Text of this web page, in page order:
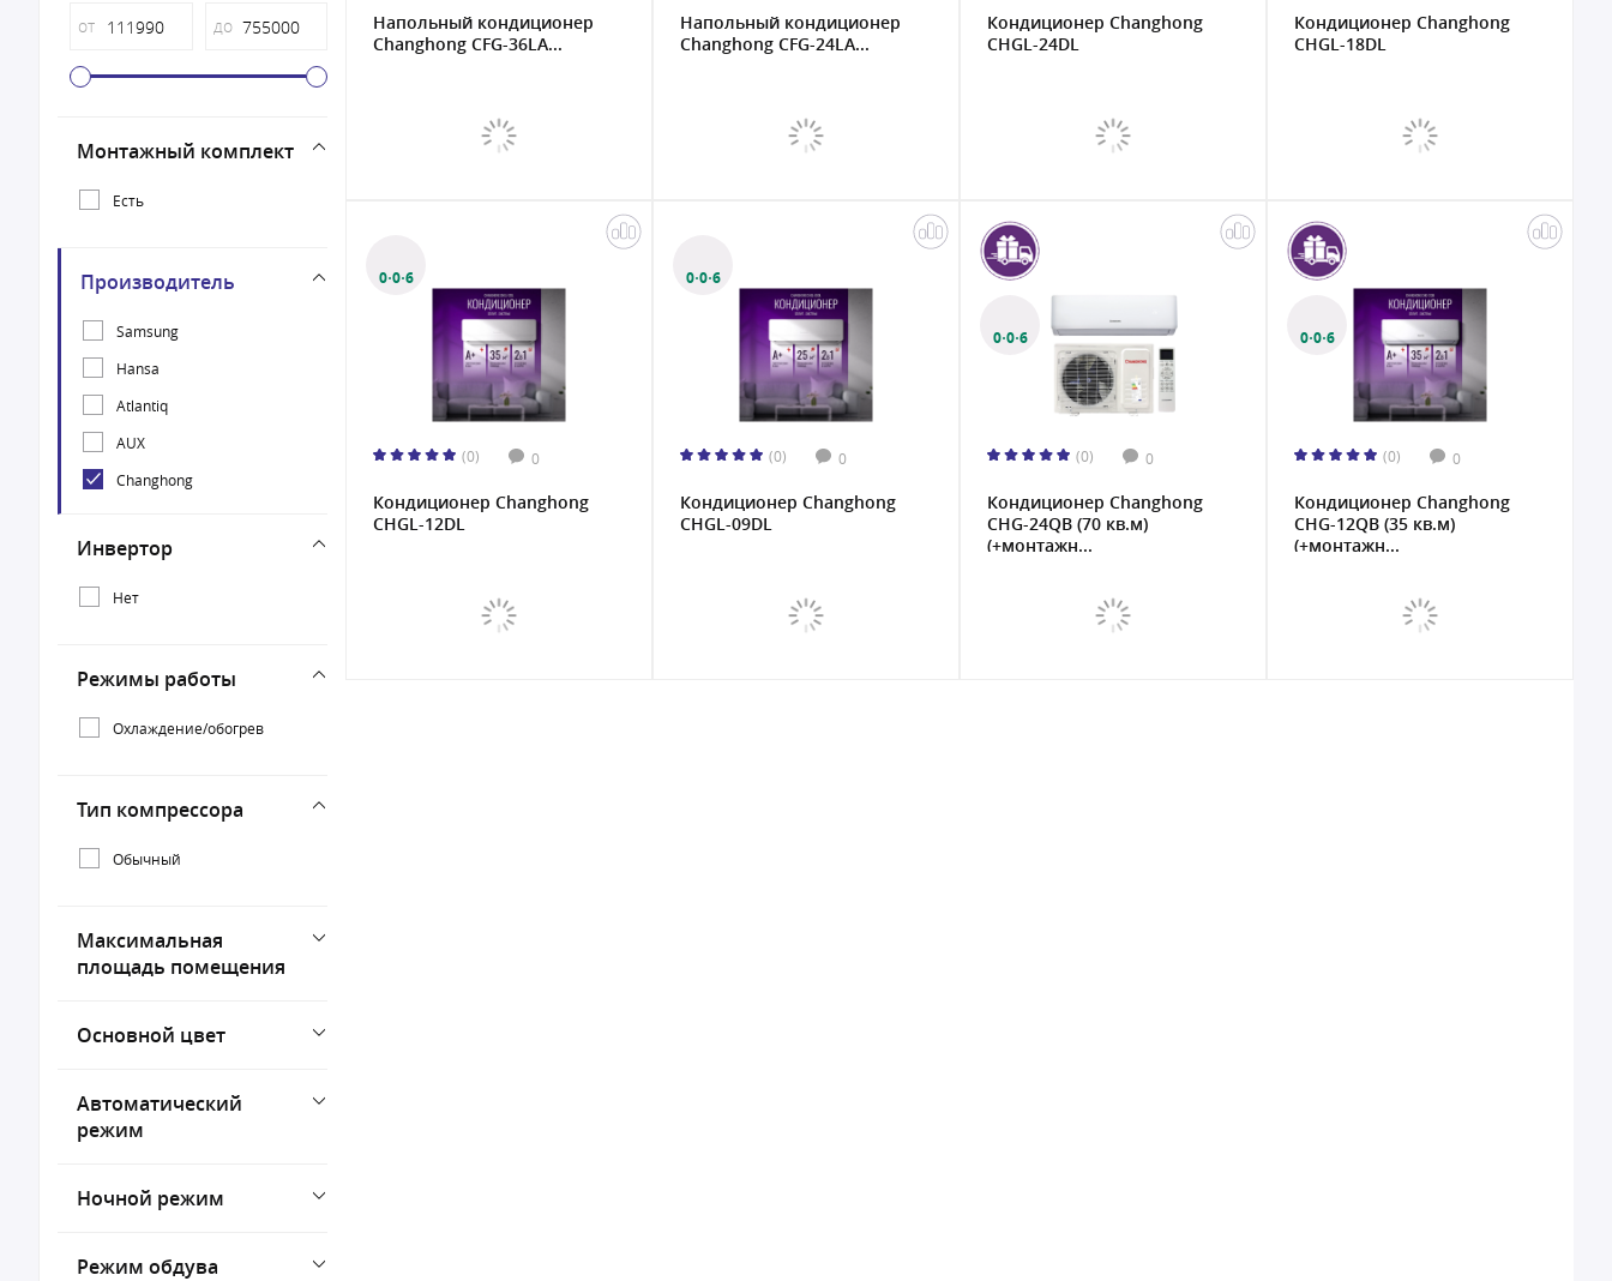
от до
Монтажный комплект
Есть
Производитель
Samsung
Hansa
Atlantiq
AUX
Changhong
Инвертор
Нет
Режимы работы
Охлаждение/обогрев
Тип компрессора
Обычный
Максимальная
площадь помещения
Основной цвет
Автоматический
режим
Ночной режим
Режим обдува
Напольный кондиционер
Changhong CFG-36LA...
Напольный кондиционер
Changhong CFG-24LA...
Кондиционер Changhong
CHGL-24DL
Кондиционер Changhong
CHGL-18DL
0·0·6
(0) 0
Кондиционер Changhong
CHGL-12DL
0·0·6
(0) 0
Кондиционер Changhong
CHGL-09DL
0·0·6
(0) 0
Кондиционер Changhong
CHG-24QB (70 кв.м)
(+монтажн...
0·0·6
(0) 0
Кондиционер Changhong
CHG-12QB (35 кв.м)
(+монтажн...